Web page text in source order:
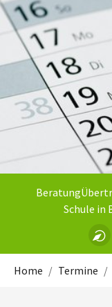
Beratung
Schule in
Home Termine